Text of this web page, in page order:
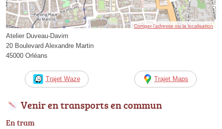
Corriger l’adresse ou la localisation
Atelier Duveau-Davim
20 Boulevard Alexandre Martin
45000 Orléans
Trajet Waze Trajet Maps
Venir en transports en commun
En tram